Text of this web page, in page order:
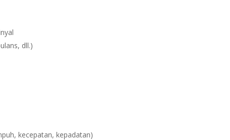
dll.)
kecepatan, kepadatan)